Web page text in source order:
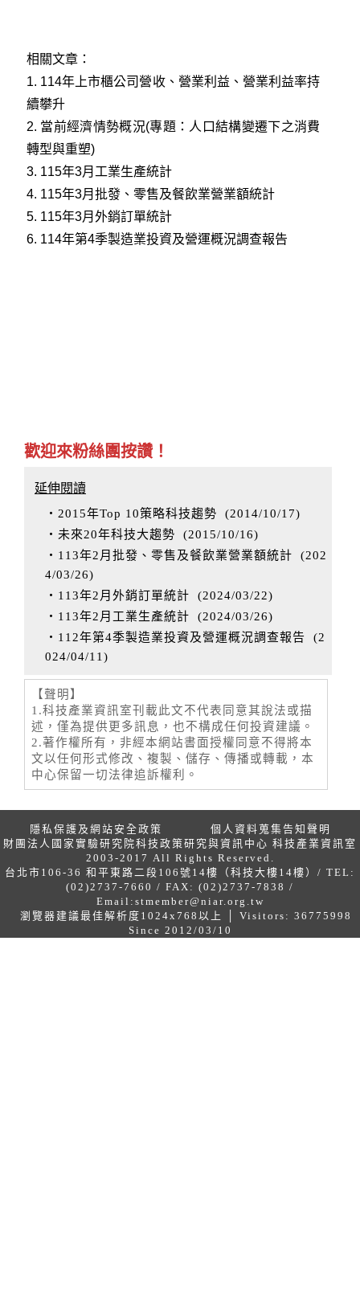
相關文章：
1. 114年上市櫃公司營收、營業利益、營業利益率持
續攀升
2. 當前經濟情勢概況(專題：人口結構變遷下之消費
轉型與重塑)
3. 115年3月工業生產統計
4. 115年3月批發、零售及餐飲業營業額統計
5. 115年3月外銷訂單統計
6. 114年第4季製造業投資及營運概況調查報告
歡迎來粉絲團按讚！
延伸閱讀
‧2015年Top 10策略科技趨勢 (2014/10/17)
‧未來20年科技大趨勢 (2015/10/16)
‧113年2月批發、零售及餐飲業營業額統計 (202
4/03/26)
‧113年2月外銷訂單統計 (2024/03/22)
‧113年2月工業生產統計 (2024/03/26)
‧112年第4季製造業投資及營運概況調查報告 (2
024/04/11)
【聲明】
1.科技產業資訊室刊載此文不代表同意其說法或描
述，僅為提供更多訊息，也不構成任何投資建議。
2.著作權所有，非經本網站書面授權同意不得將本
文以任何形式修改、複製、儲存、傳播或轉載，本
中心保留一切法律追訴權利。
隱私保護及網站安全政策
個人資料蒐集告知聲明
財團法人國家實驗研究院科技政策研究與資訊中心 科技產業資訊室
2003-2017 All Rights Reserved.
台北市106-36 和平東路二段106號14樓（科技大樓14樓）/ TEL:
(02)2737-7660 / FAX: (02)2737-7838 /
Email: stmember@niar.org.tw
瀏覽器建議最佳解析度1024x768以上 │ Visitors: 36775998
Since 2012/03/10